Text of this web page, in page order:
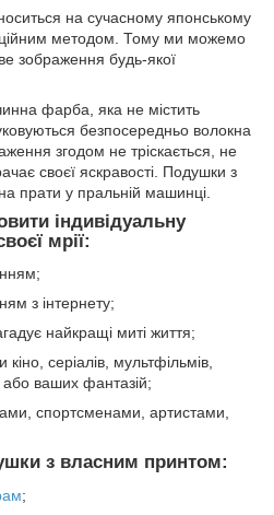
на сучасному японському
методом. Тому ми можемо
зображення будь-якої
фарба, яка не містить
безпосередньо волокна
згодом не тріскається, не
своєї яскравості. Подушки з
прати у пральній машинці.
індивідуальну
мрії:
з інтернету;
найкращі миті життя;
серіалів, мультфільмів,
або ваших фантазій;
спортсменами, артистами,
з власним принтом:
;